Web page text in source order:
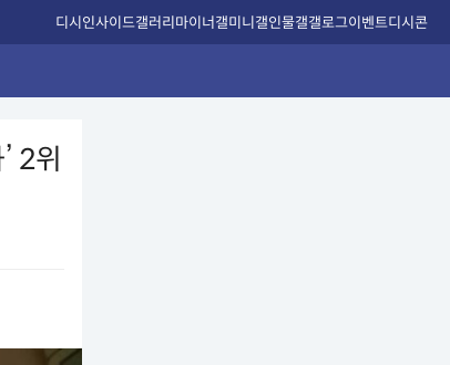
디시인사이드갤러리마이너갤미니갤인물갤갤로그이벤트디시콘
2위